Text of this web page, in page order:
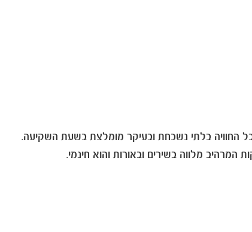
החוויה בלתי נשכחת ובעיקר מומלצת בשעת השקיעה.
מלווה בשירים ובאורות והוא חינמי.